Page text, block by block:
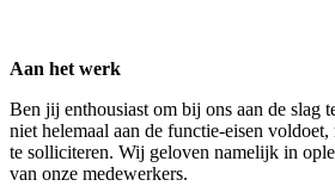
Aan het werk
Ben jij enthousiast om bij ons aan de slag
niet helemaal aan de functie-eisen
te solliciteren. Wij geloven namelijk in
van onze medewerkers.